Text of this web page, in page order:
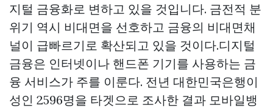
지털 금융화로 변하고 있을 것입니다. 금전적 분
위기 역시 비대면을 선호하고 금융의 비대면채
널이 급빠르기로 확산되고 있을 것이다.디지털
금융은 인터넷이나 핸드폰 기기를 사용하는 금
융 서비스가 주를 이룬다. 전년 대한민국은행이
성인 2596명을 타겟으로 조사한 결과 모바일뱅